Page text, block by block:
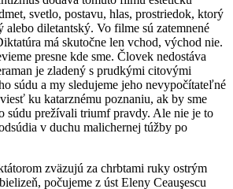
svetlo, postavu, hlas, prostriedok, ktorý
alebo diletantský. Vo filme sú zatemnené
má skutočne len vchod, východ nie.
presne kde sme. Človek nedostáva
je zladený s prudkými citovými
súdu a my sledujeme jeho nevypočítateľné
ku katarznému poznaniu, ak by sme
súdu prežívali triumf pravdy. Ale nie je to
v duchu malichernej túžby po
zväzujú za chrbtami ruky ostrým
počujeme z úst Eleny Ceauşescu